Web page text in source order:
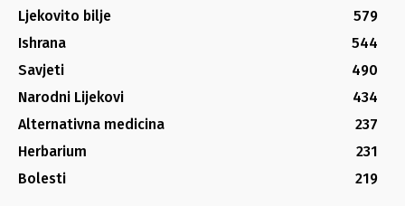
Ljekovito bilje
579
Ishrana
544
Savjeti
490
Narodni Lijekovi
434
Alternativna medicina
237
Herbarium
231
Bolesti
219